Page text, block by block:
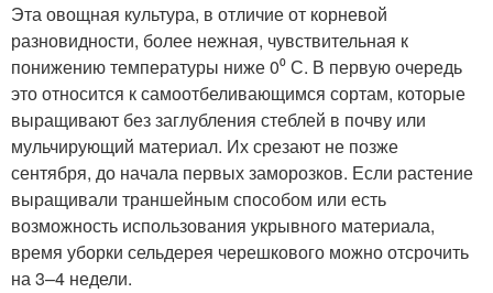
Эта овощная культура, в отличие от корневой
разновидности, более нежная, чувствительная к
понижению температуры ниже 0⁰ С. В первую очередь
это относится к самоотбеливающимся сортам, которые
выращивают без заглубления стеблей в почву или
мульчирующий материал. Их срезают не позже
сентября, до начала первых заморозков. Если растение
выращивали траншейным способом или есть
возможность использования укрывного материала,
время уборки сельдерея черешкового можно отсрочить
на 3–4 недели.